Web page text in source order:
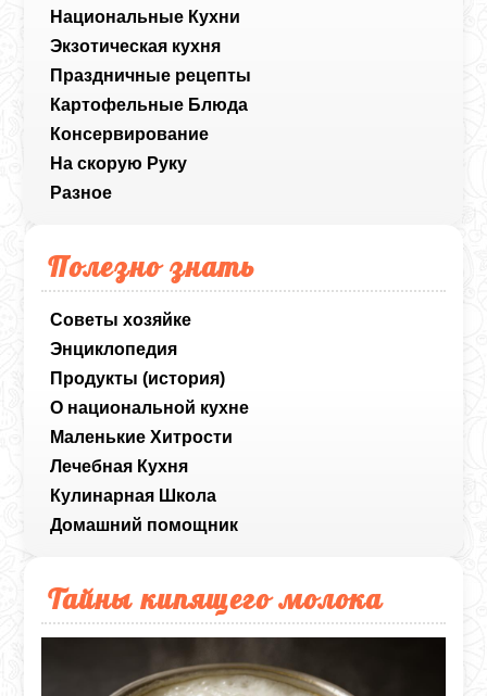
Национальные Кухни
Экзотическая кухня
Праздничные рецепты
Картофельные Блюда
Консервирование
На скорую Руку
Разное
Полезно знать
Советы хозяйке
Энциклопедия
Продукты (история)
О национальной кухне
Маленькие Хитрости
Лечебная Кухня
Кулинарная Школа
Домашний помощник
Тайны кипящего молока